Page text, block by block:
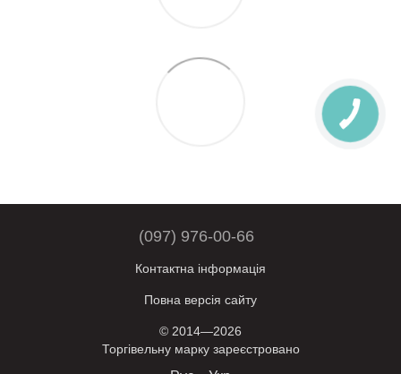
(097) 976-00-66
Контактна інформація
Повна версія сайту
© 2014—2026
Торгівельну марку зареєстровано